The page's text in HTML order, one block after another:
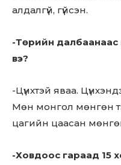
алдалгүй, гүйсэн.
-Төрийн далбаанаас
вэ?
-Цүнхтэй яваа.
Мөн монгол мөнгөн
цагийн цаасан
-Ховдоос гараад 15